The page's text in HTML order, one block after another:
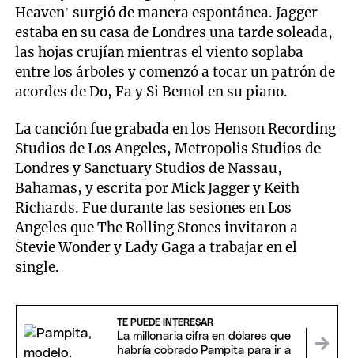
Heaven’ surgió de manera espontánea. Jagger
estaba en su casa de Londres una tarde soleada,
las hojas crujían mientras el viento soplaba
entre los árboles y comenzó a tocar un patrón de
acordes de Do, Fa y Si Bemol en su piano.
La canción fue grabada en los Henson Recording
Studios de Los Angeles, Metropolis Studios de
Londres y Sanctuary Studios de Nassau,
Bahamas, y escrita por Mick Jagger y Keith
Richards. Fue durante las sesiones en Los
Angeles que The Rolling Stones invitaron a
Stevie Wonder y Lady Gaga a trabajar en el
single.
TE PUEDE INTERESAR
La millonaria cifra en dólares que
habría cobrado Pampita para ir a